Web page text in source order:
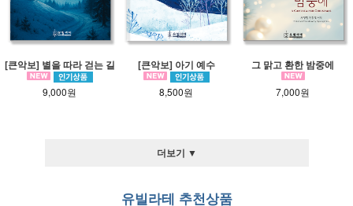
[큰악보] 별을 따라 걷는 길
9,000원
[큰악보] 아기 예수
8,500원
그 맑고 환한 밤중에
7,000원
더보기 ▼
유빌라테 추천상품